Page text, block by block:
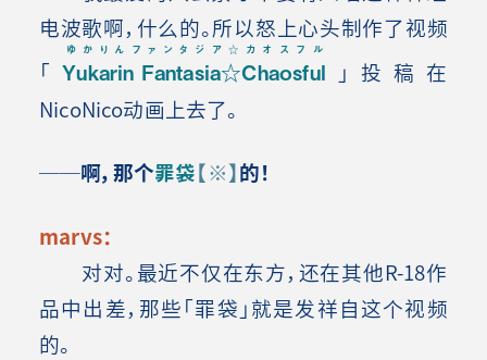
电波歌啊，什么的。所以怒上心头制作了视频
「Yukarin Fantasia☆Chaosful
ゆかりんファンタジア☆カオスフル
」投稿在
NicoNico动画上去了。
──啊，那个罪袋【※】的！
marvs：
对对。最近不仅在东方，还在其他R-18作
品中出差，那些「罪袋」就是发祥自这个视频
的。